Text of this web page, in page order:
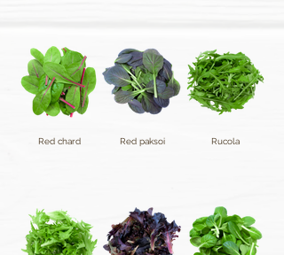
Red chard Red paksoi Rucola